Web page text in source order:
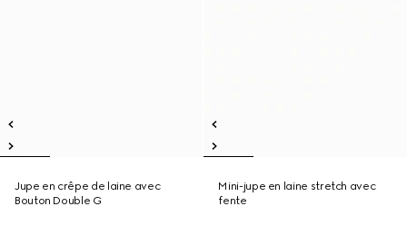
Jupe en crêpe de laine avec
Bouton Double G
Mini-jupe en laine stretch avec
fente